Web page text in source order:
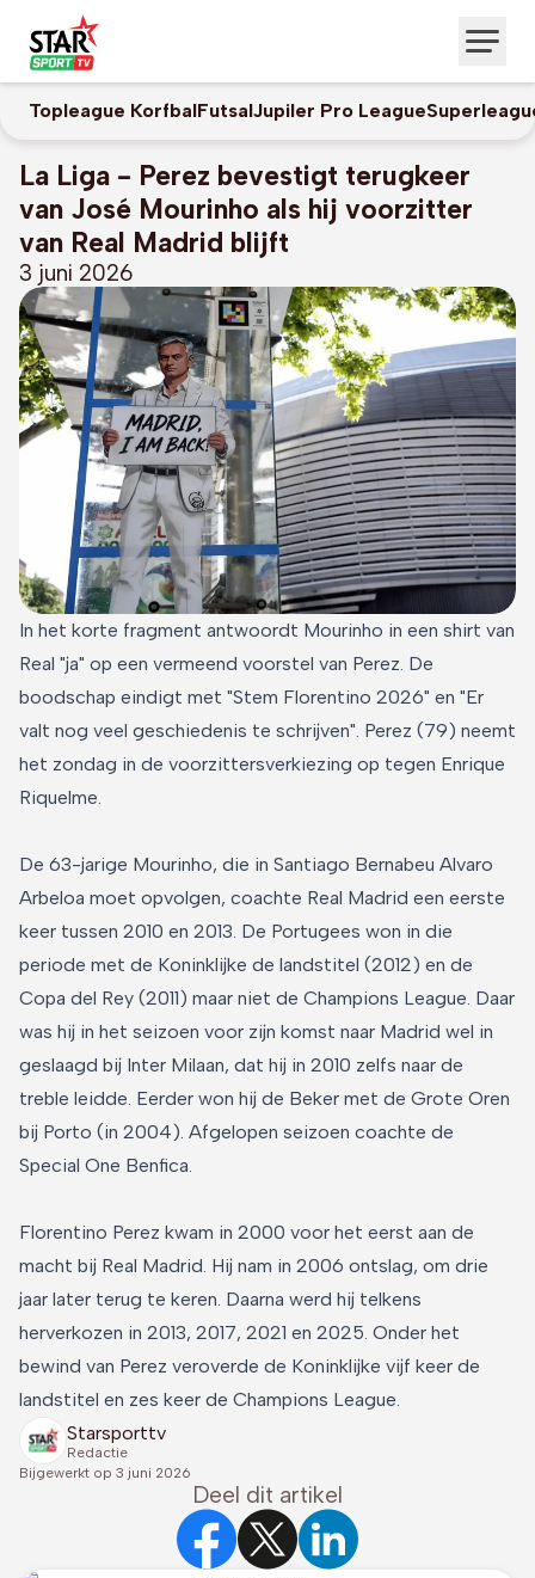
Topleague KorfbalFutsalJupiler Pro League
La Liga - Perez bevestigt terugkeer
van José Mourinho als hij voorzitter
van Real Madrid blijft
3 juni 2026
In het korte fragment antwoordt Mourinho in een shirt van
Real "ja" op een vermeend voorstel van Perez. De
boodschap eindigt met "Stem Florentino 2026" en "Er
valt nog veel geschiedenis te schrijven". Perez (79) neemt
het zondag in de voorzittersverkiezing op tegen Enrique
Riquelme.
De 63-jarige Mourinho, die in Santiago Bernabeu Alvaro
Arbeloa moet opvolgen, coachte Real Madrid een eerste
keer tussen 2010 en 2013. De Portugees won in die
periode met de Koninklijke de landstitel (2012) en de
Copa del Rey (2011) maar niet de Champions League. Daar
was hij in het seizoen voor zijn komst naar Madrid wel in
geslaagd bij Inter Milaan, dat hij in 2010 zelfs naar de
treble leidde. Eerder won hij de Beker met de Grote Oren
bij Porto (in 2004). Afgelopen seizoen coachte de
Special One Benfica.
Florentino Perez kwam in 2000 voor het eerst aan de
macht bij Real Madrid. Hij nam in 2006 ontslag, om drie
jaar later terug te keren. Daarna werd hij telkens
herverkozen in 2013, 2017, 2021 en 2025. Onder het
bewind van Perez veroverde de Koninklijke vijf keer de
landstitel en zes keer de Champions League.
Starsporttv
Redactie
Bijgewerkt op 3 juni 2026
Deel dit artikel